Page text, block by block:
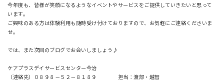
今年度も、皆様が笑顔になるようなイベントやサービスをご提供していきたいと思って
います。
ご興味のある方は体験利用も随時受け付けておりますので、お気軽にご連絡くださいま
せ。
では、また次回のブログでお会いしましょう♪
ケアプラスデイサービスセンター今治
（連絡先）０８９８－５２－８１８９ 担当：渡部・越智